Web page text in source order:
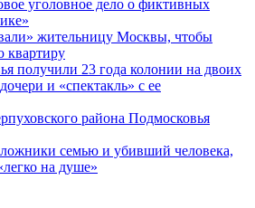
уголовное дело о фиктивных
жительницу Москвы, чтобы
квартиру
получили 23 года колонии на двоих
и «спектакль» с ее
района Подмосковья
семью и убивший человека,
на душе»